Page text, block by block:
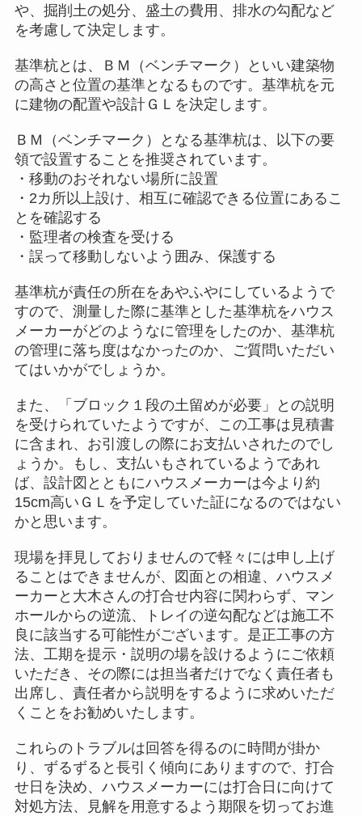
や、掘削土の処分、盛土の費用、排水の勾配など
を考慮して決定します。
基準杭とは、ＢＭ（ベンチマーク）といい建築物
の高さと位置の基準となるものです。基準杭を元
に建物の配置や設計ＧＬを決定します。
ＢＭ（ベンチマーク）となる基準杭は、以下の要
領で設置することを推奨されています。
・移動のおそれない場所に設置
・2カ所以上設け、相互に確認できる位置にあるこ
とを確認する
・監理者の検査を受ける
・誤って移動しないよう囲み、保護する
基準杭が責任の所在をあやふやにしているようで
すので、測量した際に基準とした基準杭をハウス
メーカーがどのようなに管理をしたのか、基準杭
の管理に落ち度はなかったのか、ご質問いただい
てはいかがでしょうか。
また、「ブロック１段の土留めが必要」との説明
を受けられていたようですが、この工事は見積書
に含まれ、お引渡しの際にお支払いされたのでし
ょうか。もし、支払いもされているようであれ
ば、設計図とともにハウスメーカーは今より約
15cm高いＧＬを予定していた証になるのではない
かと思います。
現場を拝見しておりませんので軽々には申し上げ
ることはできませんが、図面との相違、ハウスメ
ーカーと大木さんの打合せ内容に関わらず、マン
ホールからの逆流、トレイの逆勾配などは施工不
良に該当する可能性がございます。是正工事の方
法、工期を提示・説明の場を設けるようにご依頼
いただき、その際には担当者だけでなく責任者も
出席し、責任者から説明をするように求めいただ
くことをお勧めいたします。
これらのトラブルは回答を得るのに時間が掛か
り、ずるずると長引く傾向にありますので、打合
せ日を決め、ハウスメーカーには打合日に向けて
対処方法、見解を用意するよう期限を切ってお進